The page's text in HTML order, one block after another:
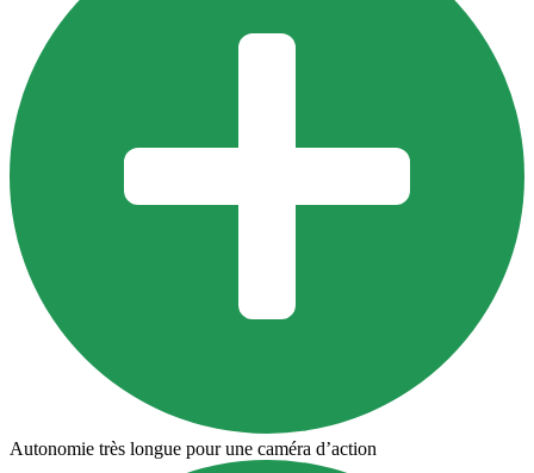
Autonomie très longue pour une caméra d’action